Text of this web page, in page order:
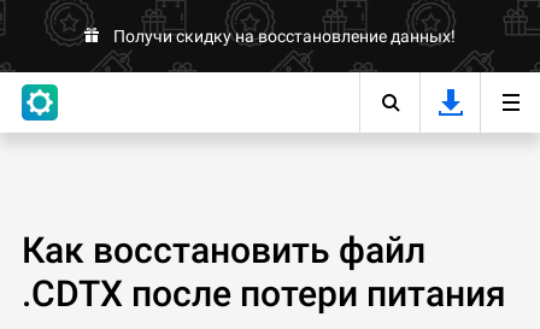
Получи скидку на восстановление данных!
Как восстановить файл
.CDTX после потери питания